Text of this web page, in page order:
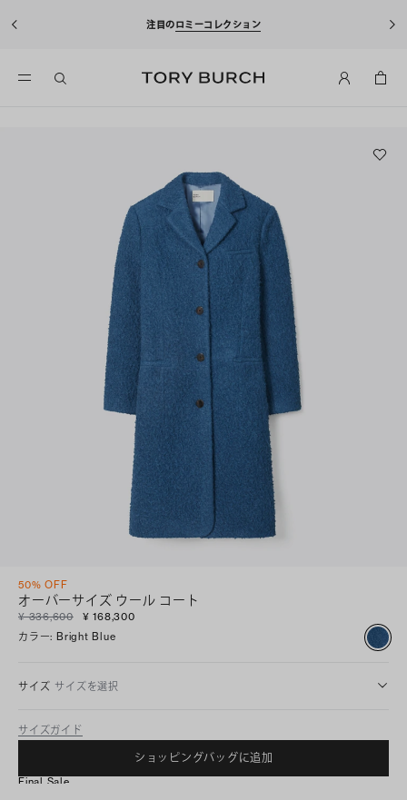
注目のロミーコレクション
50% OFF
オーバーサイズ ウール コート
¥ 336,600
¥ 168,300
カラー: Bright Blue
サイズ サイズを選択
サイズガイド
ショッピングバッグに追加
Final Sale